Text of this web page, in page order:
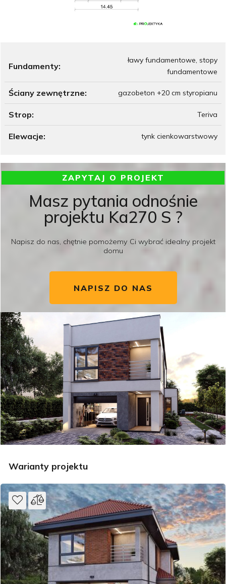
Fundamenty:
ławy fundamentowe, stopy
fundamentowe
Ściany zewnętrzne: gazobeton +20 cm styropianu
Strop: Teriva
Elewacje: tynk cienkowarstwowy
ZAPYTAJ O PROJEKT
Masz pytania odnośnie
projektu Ka270 S ?
Napisz do nas, chętnie pomożemy Ci wybrać idealny projekt
domu
NAPISZ DO NAS
Warianty projektu